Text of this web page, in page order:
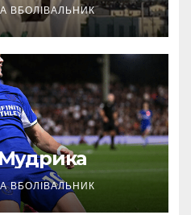
ВБОЛІВАЛЬНИК
ВБОЛІВАЛЬНИК